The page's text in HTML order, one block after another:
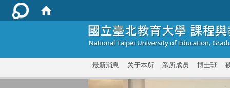
最新消息 关于本所 系所成员 博士班